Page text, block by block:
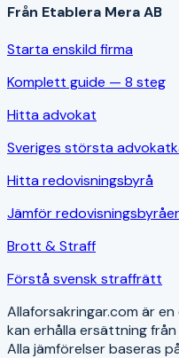
Från Etablera Mera AB
Starta enskild firma
Komplett guide — 8 steg
Hitta advokat
Sveriges största
Hitta redovisningsbyrå
Jämför redovisningsbyråer
Brott & Straff
Förstå svensk straffrätt
Allaforsakringar.com är
kan erhålla ersättning
Alla jämförelser baseras